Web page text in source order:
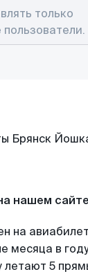
нашем сайте
на
месяца в
5